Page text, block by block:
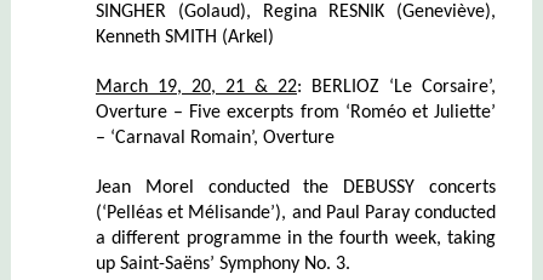
SINGHER (Golaud), Regina RESNIK (Geneviève),
Kenneth SMITH (Arkel)
March 19, 20, 21 & 22: BERLIOZ ‘Le Corsaire’,
Overture – Five excerpts from ‘Roméo et Juliette’
– ‘Carnaval Romain’, Overture
Jean Morel conducted the DEBUSSY concerts
(‘Pelléas et Mélisande’), and Paul Paray conducted
a different programme in the fourth week, taking
up Saint-Saëns’ Symphony No. 3.